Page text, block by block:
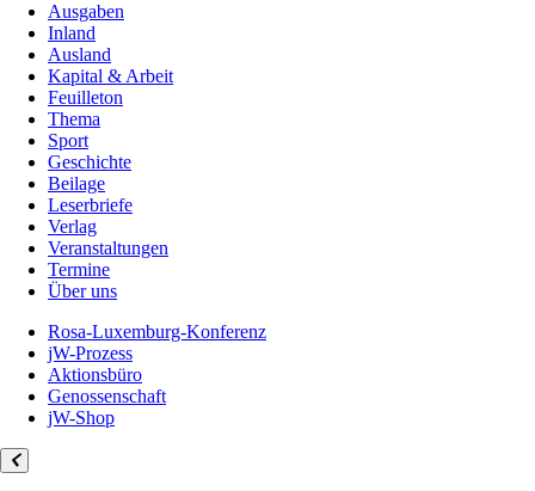
Ausgaben
Inland
Ausland
Kapital & Arbeit
Feuilleton
Thema
Sport
Geschichte
Beilage
Leserbriefe
Verlag
Veranstaltungen
Termine
Über uns
Rosa-Luxemburg-Konferenz
jW-Prozess
Aktionsbüro
Genossenschaft
jW-Shop